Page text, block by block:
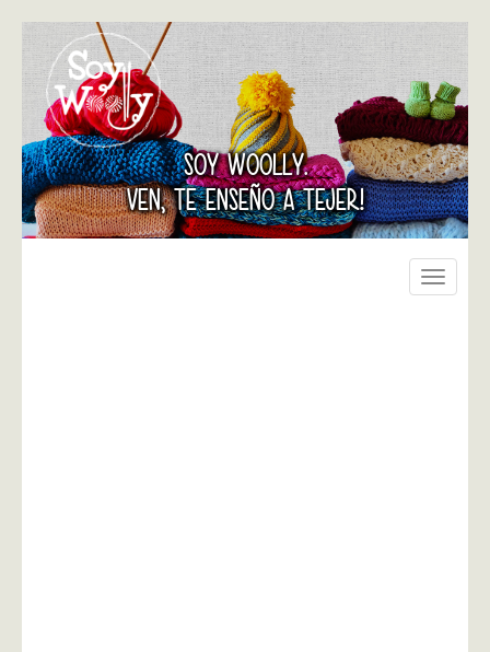
SOY WOOLLY.
VEN, TE ENSEÑO A TEJER!
Toggle